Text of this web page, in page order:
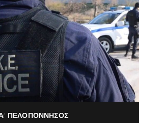
ΠΕΛΟΠΌΝΝΗΣΟΣ